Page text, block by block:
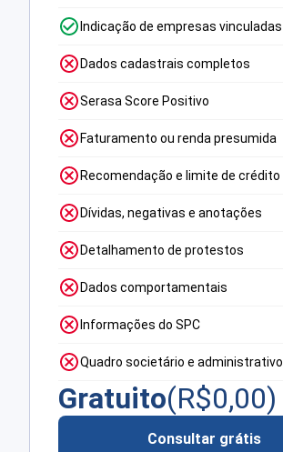
Indicação de empresas vinculadas
Dados cadastrais completos
Serasa Score Positivo
Faturamento ou renda presumida
Recomendação e limite de crédito
Dívidas, negativas e anotações
Detalhamento de protestos
Dados comportamentais
Informações do SPC
Quadro societário e administrativo
Gratuito(R$0,00)
Consultar grátis